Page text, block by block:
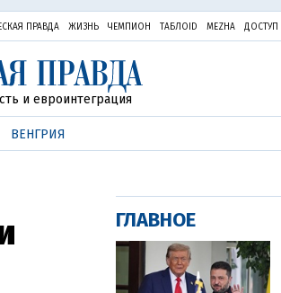
ПРАВДА ЖИЗНЬ ЧЕМПИОН ТАБЛОID MEZHA ДОСТУП
и евроинтеграция
ВЕНГРИЯ
ГЛАВНОЕ